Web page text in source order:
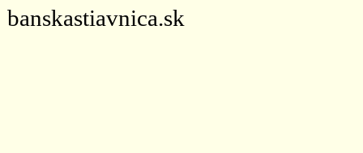
banskastiavnica.sk